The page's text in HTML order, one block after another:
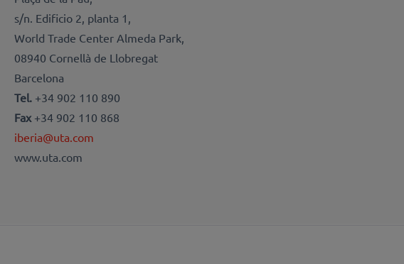
s/n. Edificio 2, planta 1,
World Trade Center Almeda Park,
08940 Cornellà de Llobregat
Barcelona
Tel. +34 902 110 890
Fax +34 902 110 868
iberia@uta.com
www.uta.com